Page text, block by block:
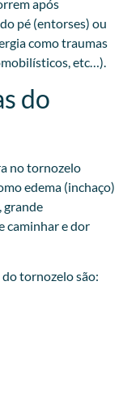
após
pé (entorses) ou
como traumas
etc…).
do
no tornozelo
edema (inchaço)
grande
caminhar e dor
tornozelo são: